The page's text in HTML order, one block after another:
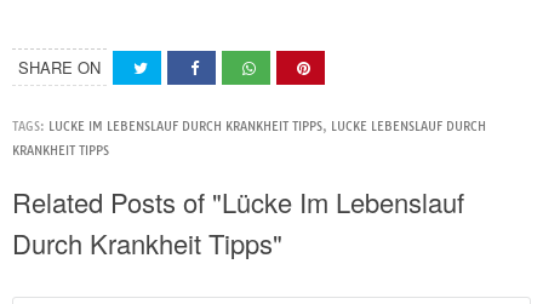
SHARE ON
TAGS: LUCKE IM LEBENSLAUF DURCH KRANKHEIT TIPPS, LUCKE LEBENSLAUF DURCH
KRANKHEIT TIPPS
Related Posts of "Lücke Im Lebenslauf
Durch Krankheit Tipps"